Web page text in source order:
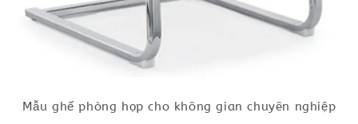
Mẫu ghế phòng họp cho không gian chuyên nghiệp